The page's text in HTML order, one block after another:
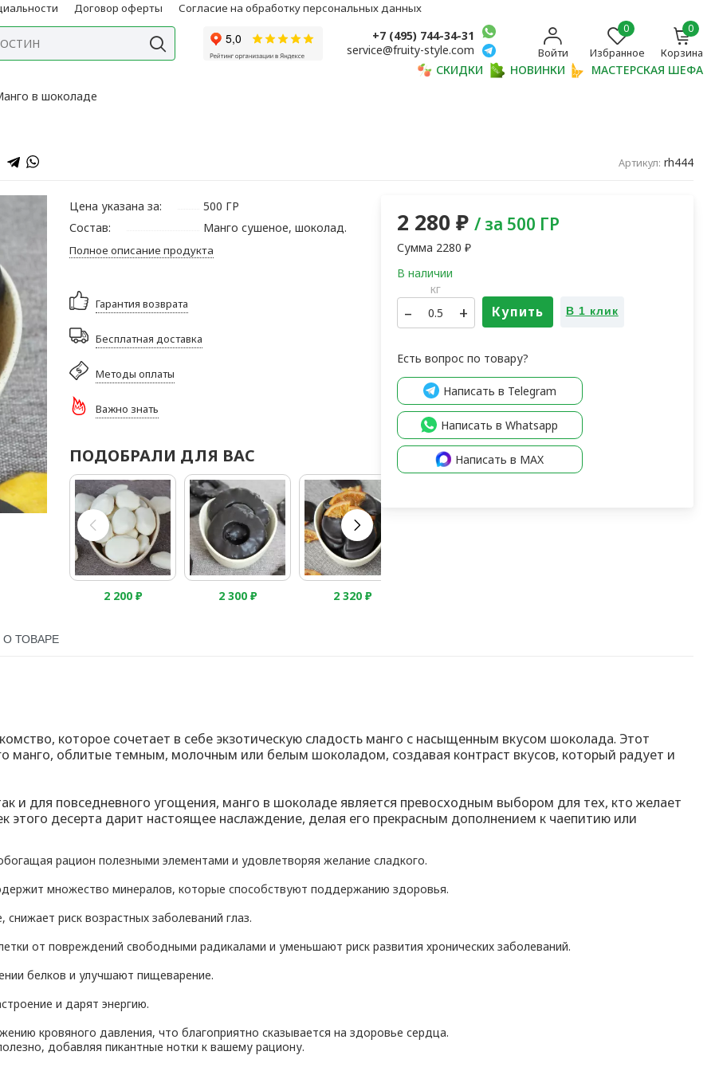
Договор оферты Согласие на обработку персональных данных
+7 (495) 744-34-31
service@fruity-style.com
Войти
0
Избранное
0
Корзина
СКИДКИ НОВИНКИ
МАСТЕРСКАЯ ШЕФА
в шоколаде
Артикул: rh444
Цена указана за:
500 ГР
Состав:
Манго сушеное, шоколад.
Полное описание продукта
Гарантия возврата
Бесплатная доставка
Методы оплаты
Важно знать
ПОДОБРАЛИ ДЛЯ ВАС
2 200 ₽ 2 300 ₽ 2 320 ₽
2 280 ₽ / за 500 ГР
Сумма 2280 ₽
кг
– + Купить В 1 клик
Есть вопрос по товару?
Написать в Telegram
Написать в Whatsapp
Написать в MAX
ТОВАРЕ
которое сочетает в себе экзотическую сладость манго с насыщенным вкусом шоколада. Этот
манго, облитые темным, молочным или белым шоколадом, создавая контраст вкусов, который радует и
и для повседневного угощения, манго в шоколаде является превосходным выбором для тех, кто желает
десерта дарит настоящее наслаждение, делая его прекрасным дополнением к чаепитию или
рацион полезными элементами и удовлетворяя желание сладкого.
множество минералов, которые способствуют поддержанию здоровья.
риск возрастных заболеваний глаз.
от повреждений свободными радикалами и уменьшают риск развития хронических заболеваний.
белков и улучшают пищеварение.
и дарят энергию.
кровяного давления, что благоприятно сказывается на здоровье сердца.
добавляя пикантные нотки к вашему рациону.